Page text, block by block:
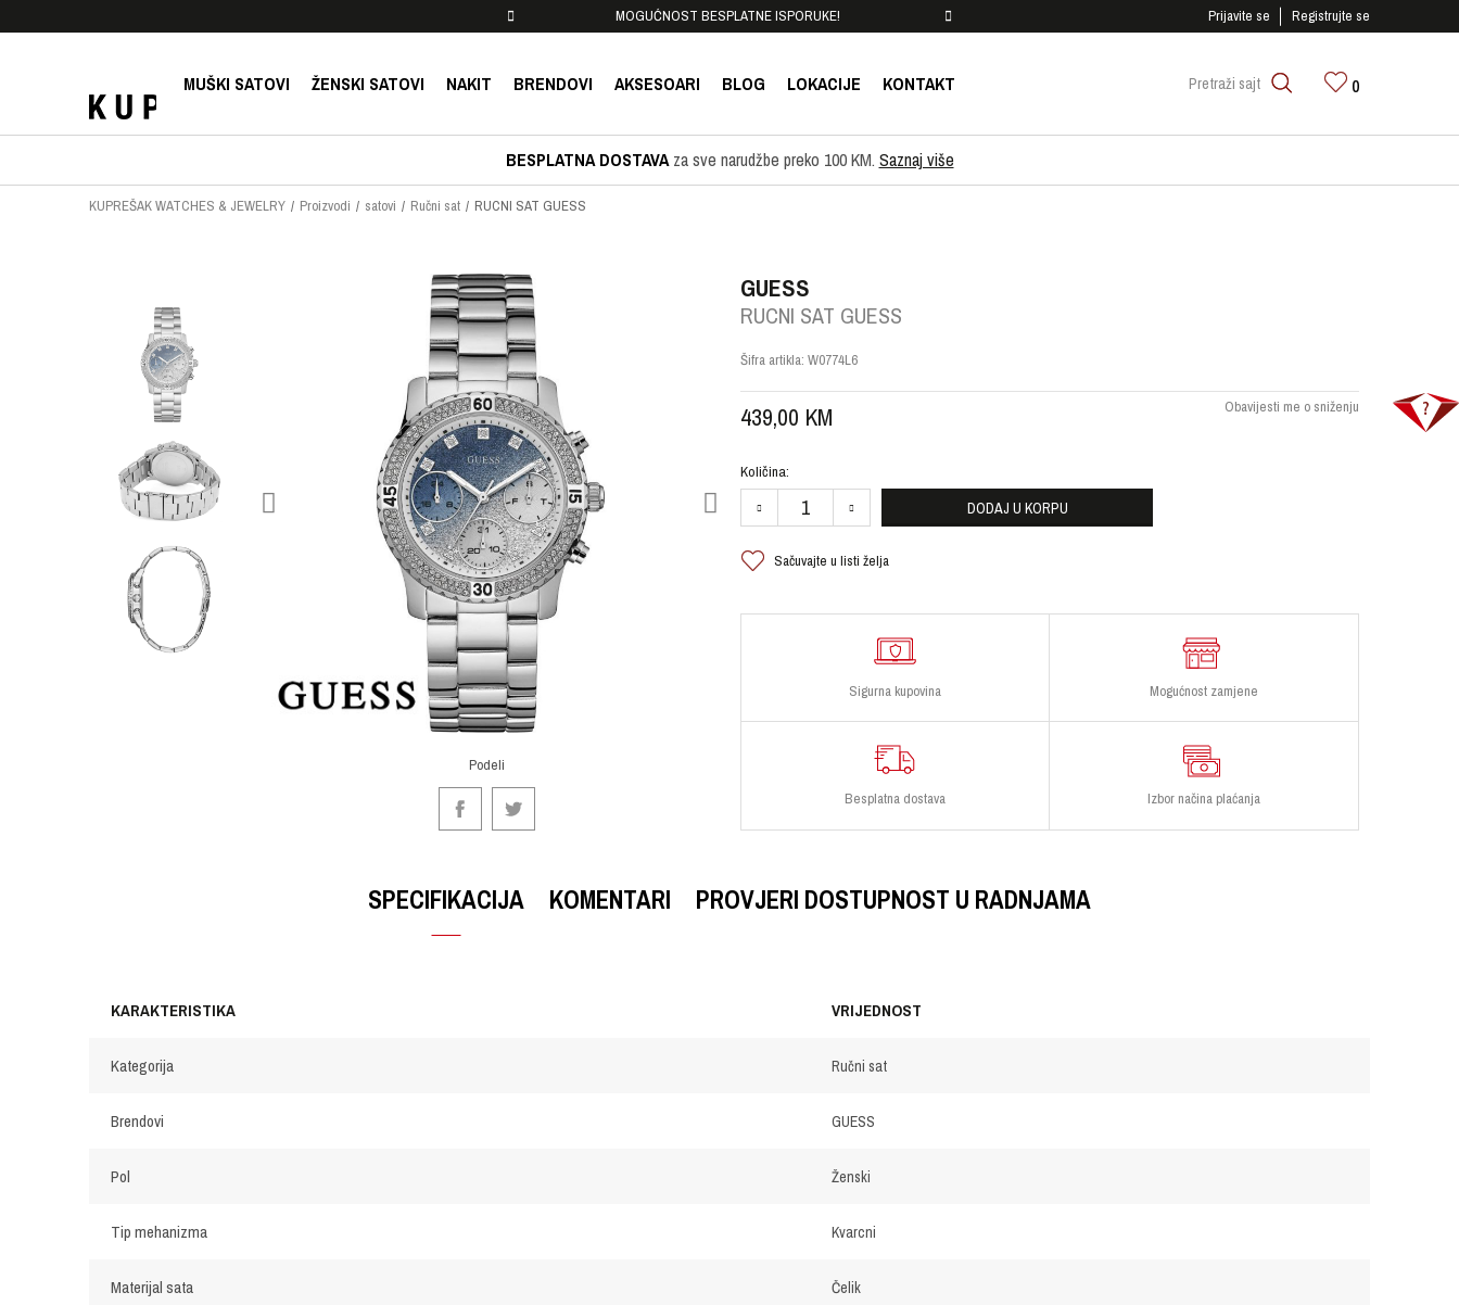
MOGUĆNOST BESPLATNE ISPORUKE! SIGURNO PLAĆANJE PLATNIM KARTICAMA!
Prijavite se Registrujte se
MUŠKI SATOVI ŽENSKI SATOVI NAKIT BRENDOVI AKSESOARI BLOG LOKACIJE KONTAKT Pretraži sajt 0
BESPLATNA DOSTAVAza sve narudžbe preko 100 KM. Saznaj više
KUPREŠAK WATCHES & JEWELRY Proizvodi satovi Ručni sat RUCNI SAT GUESS
Podeli
GUESS
RUCNI SAT GUESS
Šifra artikla: W0774L6
439,00 KM Obavijesti me o sniženju
Količina:
DODAJ U KORPU
Sačuvajte u listi želja
Sigurna kupovina Mogućnost zamjene
Besplatna dostava Izbor načina plaćanja
SPECIFIKACIJA KOMENTARI PROVJERI DOSTUPNOST U RADNJAMA
KARAKTERISTIKA VRIJEDNOST
Kategorija Ručni sat
Brendovi GUESS
Pol Ženski
Tip mehanizma Kvarcni
Materijal sata Čelik